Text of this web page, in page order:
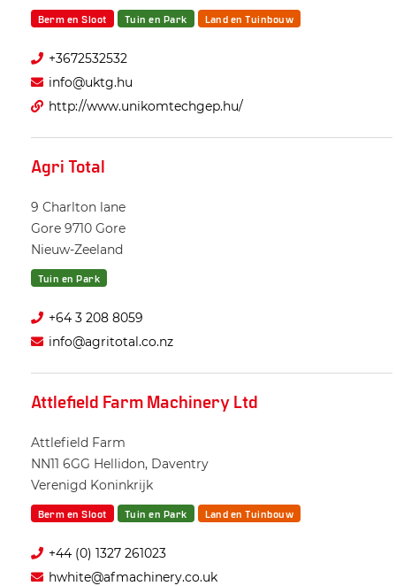
Berm en Sloot Tuin en Park Land en Tuinbouw
+3672532532
info@uktg.hu
http://www.unikomtechgep.hu/
Agri Total
9 Charlton lane
Gore 9710 Gore
Nieuw-Zeeland
Tuin en Park
+64 3 208 8059
info@agritotal.co.nz
Attlefield Farm Machinery Ltd
Attlefield Farm
NN11 6GG Hellidon, Daventry
Verenigd Koninkrijk
Berm en Sloot Tuin en Park Land en Tuinbouw
+44 (0) 1327 261023
hwhite@afmachinery.co.uk